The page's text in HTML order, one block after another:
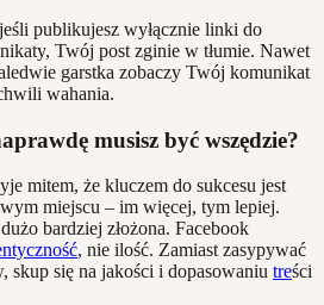
publikujesz wyłącznie linki do
Twój post zginie w tłumie. Nawet
garstka zobaczy Twój komunikat
wahania.
musisz być wszędzie?
mitem, że kluczem do sukcesu jest
miejscu – im więcej, tym lepiej.
bardziej złożona. Facebook
, nie ilość. Zamiast zasypywać
skup się na jakości i dopasowaniu treści